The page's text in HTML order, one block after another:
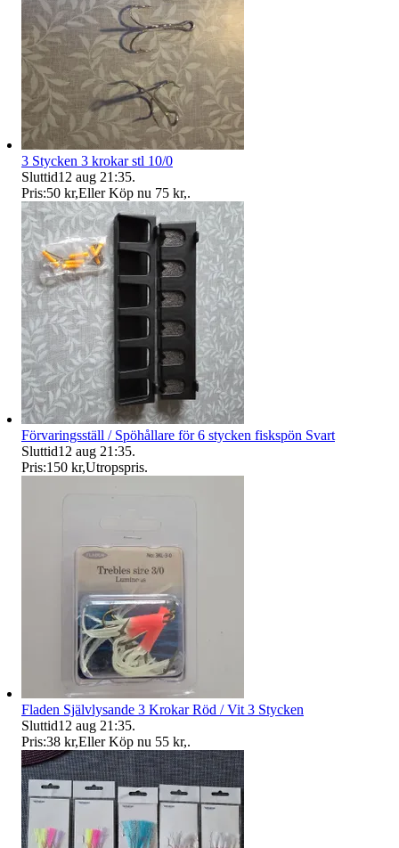
3 Stycken 3 krokar stl 10/0
Sluttid12 aug 21:35.
Pris:50 kr,Eller Köp nu 75 kr,.
Förvaringsställ / Spöhållare för 6 stycken fiskspön Svart
Sluttid12 aug 21:35.
Pris:150 kr,Utropspris.
Fladen Självlysande 3 Krokar Röd / Vit 3 Stycken
Sluttid12 aug 21:35.
Pris:38 kr,Eller Köp nu 55 kr,.